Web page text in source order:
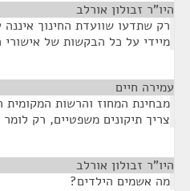
היו"ר זבולון אורלב
רק שתדעו שוועדת החינוך
מיידי על כל הבקשות של אישורי
עמירה חיים
מבחינת המחוז והרשות המקומית
צריך תיקונים משפטיים, רק
היו"ר זבולון אורלב
מה אשמים הילדים?